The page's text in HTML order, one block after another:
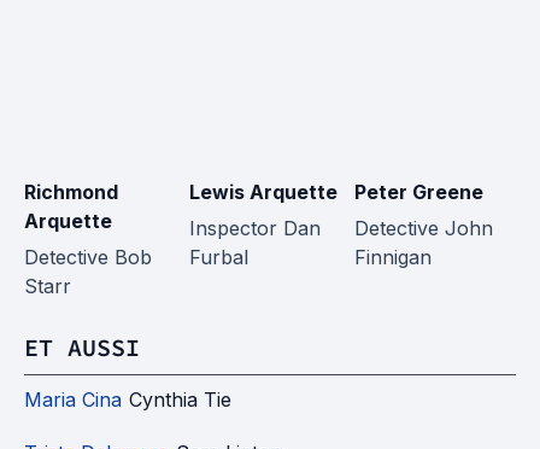
Richmond
Arquette
Detective Bob
Starr
Lewis Arquette
Inspector Dan
Furbal
Peter Greene
Detective John
Finnigan
ET AUSSI
Maria Cina Cynthia Tie